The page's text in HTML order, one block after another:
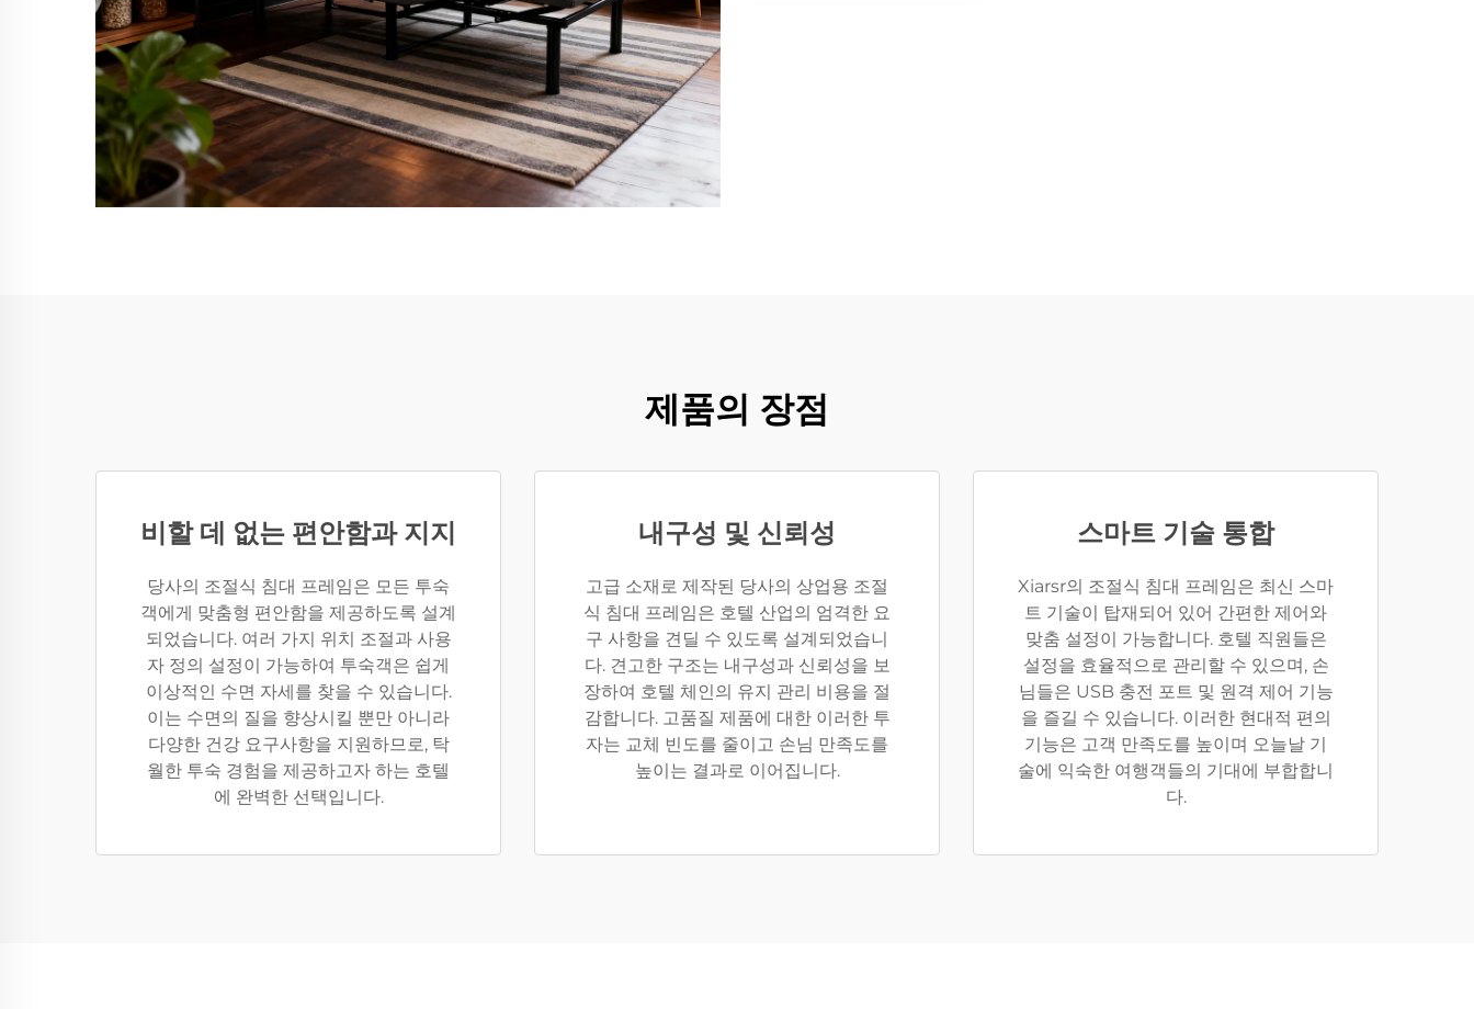
제품의 장점
비할 데 없는 편안함과 지지
당사의 조절식 침대 프레임은 모든 투숙
객에게 맞춤형 편안함을 제공하도록 설계
되었습니다. 여러 가지 위치 조절과 사용
자 정의 설정이 가능하여 투숙객은 쉽게
이상적인 수면 자세를 찾을 수 있습니다.
이는 수면의 질을 향상시킬 뿐만 아니라
다양한 건강 요구사항을 지원하므로, 탁
월한 투숙 경험을 제공하고자 하는 호텔
에 완벽한 선택입니다.
내구성 및 신뢰성
고급 소재로 제작된 당사의 상업용 조절
식 침대 프레임은 호텔 산업의 엄격한 요
구 사항을 견딜 수 있도록 설계되었습니
다. 견고한 구조는 내구성과 신뢰성을 보
장하여 호텔 체인의 유지 관리 비용을 절
감합니다. 고품질 제품에 대한 이러한 투
자는 교체 빈도를 줄이고 손님 만족도를
높이는 결과로 이어집니다.
스마트 기술 통합
Xiarsr의 조절식 침대 프레임은 최신 스마
트 기술이 탑재되어 있어 간편한 제어와
맞춤 설정이 가능합니다. 호텔 직원들은
설정을 효율적으로 관리할 수 있으며, 손
님들은 USB 충전 포트 및 원격 제어 기능
을 즐길 수 있습니다. 이러한 현대적 편의
기능은 고객 만족도를 높이며 오늘날 기
술에 익숙한 여행객들의 기대에 부합합니
다.